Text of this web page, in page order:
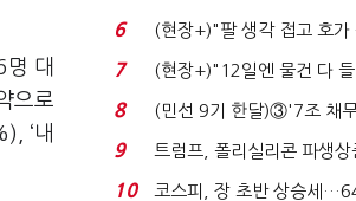
명 대
으로
‘내
비 0.2% 감소...
6
(현장+)"팔 생각 접고 호가
요"…'덜 똘똘한 한 채'
7
(현장+)"12일엔 물건 다
빈 매대 채우며 문 연 ...
8
(민선 9기 한달)③'7조 채
격…추미애, 20년...
9
트럼프, 폴리실리콘 파생
관세…"미 산업 재건"...
10
코스피, 장 초반 상승세